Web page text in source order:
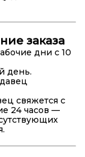
заказа
дни с 10
день.
свяжется с
24 часов —